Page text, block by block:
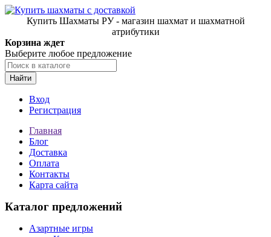
Купить Шахматы РУ - магазин шахмат и шахматной
атрибутики
Корзина ждет
Выберите любое предложение
Найти
Вход
Регистрация
Главная
Блог
Доставка
Оплата
Контакты
Карта сайта
Каталог предложений
Азартные игры